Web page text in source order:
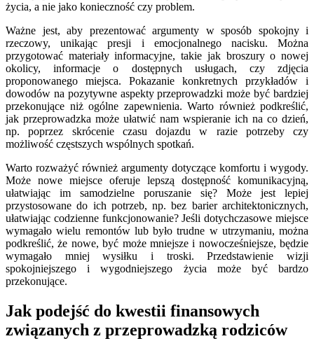
życia, a nie jako konieczność czy problem.
Ważne jest, aby prezentować argumenty w sposób spokojny i
rzeczowy, unikając presji i emocjonalnego nacisku. Można
przygotować materiały informacyjne, takie jak broszury o nowej
okolicy, informacje o dostępnych usługach, czy zdjęcia
proponowanego miejsca. Pokazanie konkretnych przykładów i
dowodów na pozytywne aspekty przeprowadzki może być bardziej
przekonujące niż ogólne zapewnienia. Warto również podkreślić,
jak przeprowadzka może ułatwić nam wspieranie ich na co dzień,
np. poprzez skrócenie czasu dojazdu w razie potrzeby czy
możliwość częstszych wspólnych spotkań.
Warto rozważyć również argumenty dotyczące komfortu i wygody.
Może nowe miejsce oferuje lepszą dostępność komunikacyjną,
ułatwiając im samodzielne poruszanie się? Może jest lepiej
przystosowane do ich potrzeb, np. bez barier architektonicznych,
ułatwiając codzienne funkcjonowanie? Jeśli dotychczasowe miejsce
wymagało wielu remontów lub było trudne w utrzymaniu, można
podkreślić, że nowe, być może mniejsze i nowocześniejsze, będzie
wymagało mniej wysiłku i troski. Przedstawienie wizji
spokojniejszego i wygodniejszego życia może być bardzo
przekonujące.
Jak podejść do kwestii finansowych
związanych z przeprowadzką rodziców